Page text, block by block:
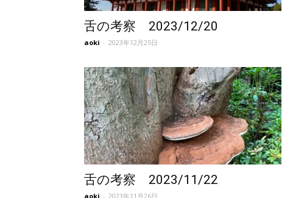
属
東
洋
舌の考察 2023/12/20
aoki - 2023年12月25日
舌の考察 2023/11/22
aoki - 2023年11月26日